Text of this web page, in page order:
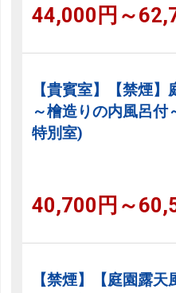
44,000円～
【貴賓室】【禁煙
～檜造りの内風呂
特別室)
40,700円～
【禁煙】【庭園露天